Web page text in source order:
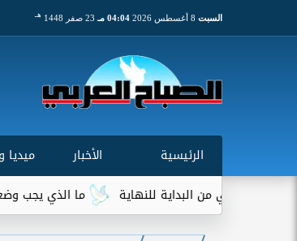
السبت 04:04 مـ 23 صفر 1448 هـ
الرئيسية الأخبار
ما الذي يجب وضعه في من البداية للنهاية